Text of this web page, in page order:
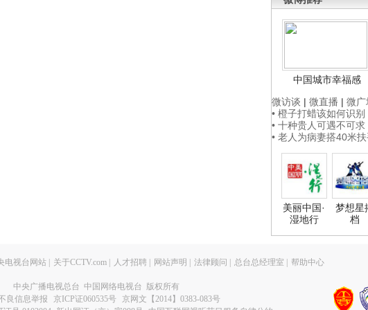
中国城市幸福感
微访谈 | 微直播 | 微广
• 橙子打蜡该如何识别
• 十种贵人可遇不可求
• 老人为病妻搭40米
美丽中国·
湿地行
梦想星
档
电视台网站 关于CCTV.com 人才招聘 网站声明 法律顾问 总台总经理室 帮助中心
中央广播电视总台 中国网络电视台 版权所有
良信息举报
京ICP证060535号
京网文【2014】0383-083号